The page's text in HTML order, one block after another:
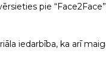
pie
iedarbība, ka arī